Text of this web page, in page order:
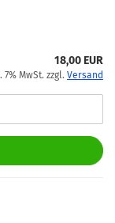
18,00 EUR
7% MwSt. zzgl. Versand